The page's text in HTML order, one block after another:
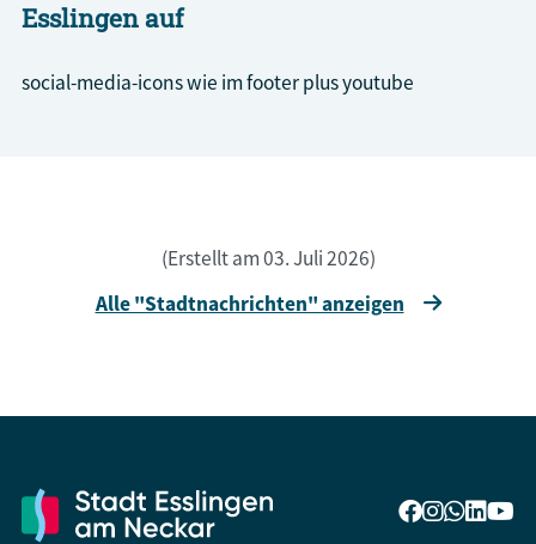
Esslingen auf
social-media-icons wie im footer plus youtube
(Erstellt am 03. Juli 2026)
Alle "Stadtnachrichten" anzeigen